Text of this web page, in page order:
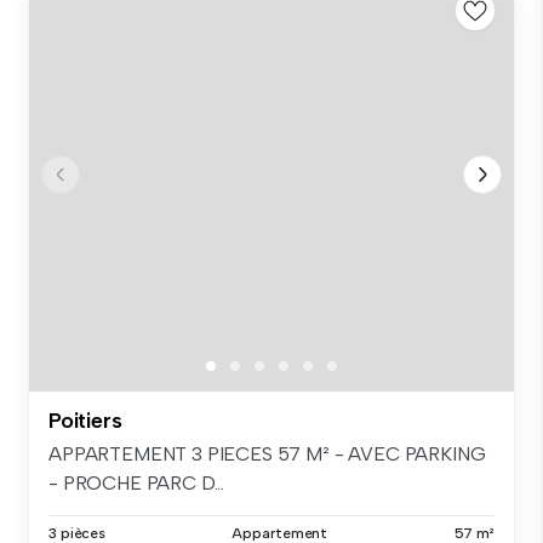
Poitiers
APPARTEMENT 3 PIECES 57 M² - AVEC PARKING
- PROCHE PARC D...
3 pièces Appartement 57 m²